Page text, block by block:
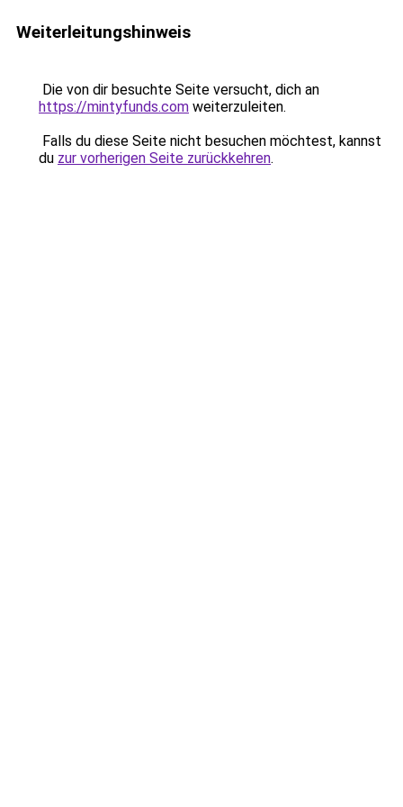
Weiterleitungshinweis
Die von dir besuchte Seite versucht, dich an
https://mintyfunds.com weiterzuleiten.
Falls du diese Seite nicht besuchen möchtest, kannst
du zur vorherigen Seite zurückkehren.